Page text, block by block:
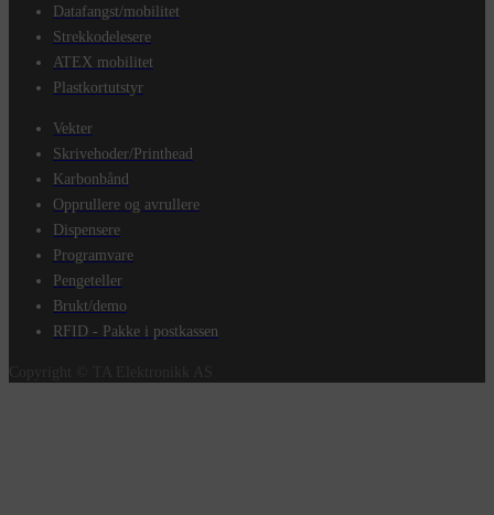
Datafangst/mobilitet
Strekkodelesere
ATEX mobilitet
Plastkortutstyr
Vekter
Skrivehoder/Printhead
Karbonbånd
Opprullere og avrullere
Dispensere
Programvare
Pengeteller
Brukt/demo
RFID - Pakke i postkassen